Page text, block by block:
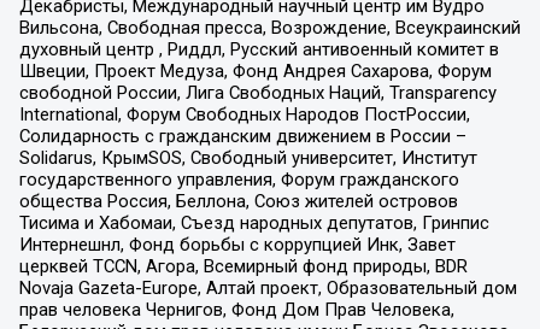
Декабристы, Международный научный центр им Вудро
Вильсона, Свободная пресса, Возрождение, Всеукраинский
духовный центр , Риддл, Русский антивоенный комитет в
Швеции, Проект Медуза, Фонд Андрея Сахарова, Форум
свободной России, Лига Свободных Наций, Transparеncy
International, Форум Свободных Народов ПостРоссии,
Солидарность с гражданским движением в России –
Solidarus, КрымSOS, Свободный университет, Институт
государственного управления, Форум гражданского
общества Россия, Беллона, Союз жителей островов
Тисима и Хабомаи, Съезд народных депутатов, Гринпис
Интернешнл, Фонд борьбы с коррупцией Инк, Завет
церквей TCCN, Агора, Всемирный фонд природы, BDR
Novaja Gazeta-Europe, Алтай проект, Образовательный дом
прав человека Чернигов, Фонд Дом Прав Человека,